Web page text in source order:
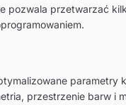
pozwala przetwarzać
parametry
przestrzenie barw i